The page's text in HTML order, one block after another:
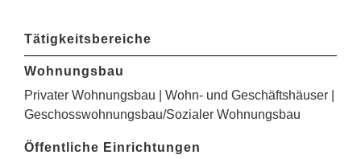
Tätigkeitsbereiche
Wohnungsbau
Privater Wohnungsbau | Wohn- und Geschäftshäuser |
Geschosswohnungsbau/Sozialer Wohnungsbau
Öffentliche Einrichtungen